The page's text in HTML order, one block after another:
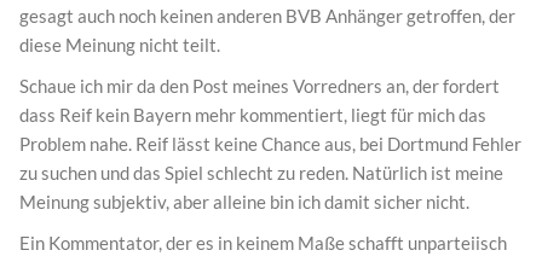
gesagt auch noch keinen anderen BVB Anhänger getroffen, der
diese Meinung nicht teilt.
Schaue ich mir da den Post meines Vorredners an, der fordert
dass Reif kein Bayern mehr kommentiert, liegt für mich das
Problem nahe. Reif lässt keine Chance aus, bei Dortmund Fehler
zu suchen und das Spiel schlecht zu reden. Natürlich ist meine
Meinung subjektiv, aber alleine bin ich damit sicher nicht.
Ein Kommentator, der es in keinem Maße schafft unparteiisch